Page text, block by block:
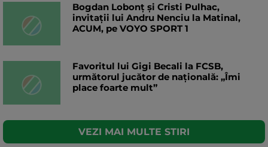
Bogdan Lobonț și Cristi Pulhac,
invitații lui Andru Nenciu la Matinal,
ACUM, pe VOYO SPORT 1
Favoritul lui Gigi Becali la FCSB,
următorul jucător de națională: „Îmi
place foarte mult”
VEZI MAI MULTE STIRI